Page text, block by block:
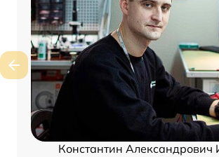
Константин Александрович